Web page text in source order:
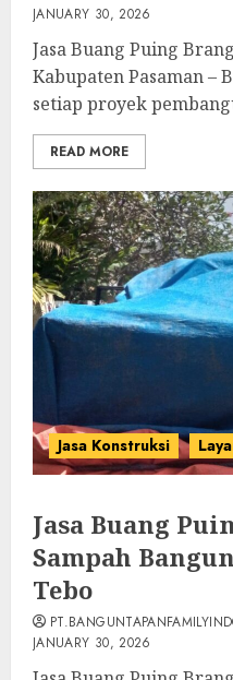
JANUARY 30, 2026
Jasa Buang Puing
Kabupaten Pasaman –
setiap proyek
READ MORE
Jasa Konstruksi
Jasa Buang
Sampah
Tebo
JANUARY 30, 2026